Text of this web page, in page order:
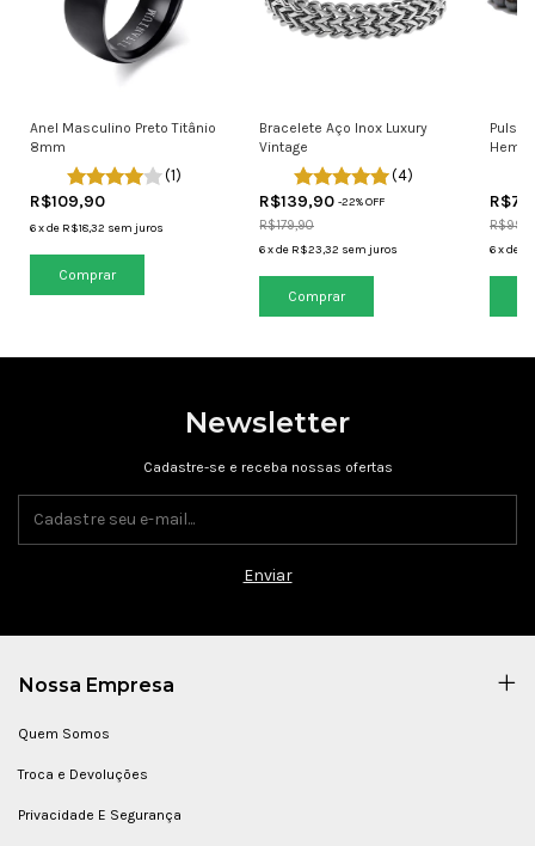
Anel Masculino Preto Titânio
8mm
(1)
R$109,90
6xde R$18,32 sem juros
Comprar
Bracelete Aço Inox Luxury
Vintage
(4)
R$139,90-22% OFF
R$179,90
6 xde R$23,32 sem juros 6xde
Newsletter
Cadastre-se e receba nossas ofertas
Nossa Empresa
Quem Somos
Troca e Devoluções
Privacidade E Segurança